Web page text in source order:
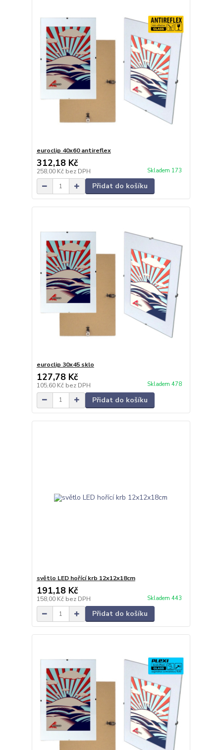
euroclip 40x60 antireflex
312,18 Kč
258,00 Kč bez DPH Skladem 173
Přidat do košíku
euroclip 30x45 sklo
127,78 Kč
105,60 Kč bez DPH Skladem 478
Přidat do košíku
světlo LED hořící krb 12x12x18cm
191,18 Kč
158,00 Kč bez DPH Skladem 443
Přidat do košíku